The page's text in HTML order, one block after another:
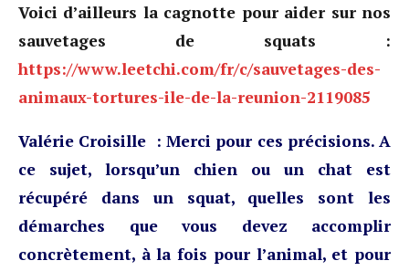
Voici d’ailleurs la cagnotte pour aider sur nos
sauvetages de squats :
https://www.leetchi.com/fr/c/sauvetages-des-
animaux-tortures-ile-de-la-reunion-2119085
Valérie Croisille : Merci pour ces précisions. A
ce sujet, lorsqu’un chien ou un chat est
récupéré dans un squat, quelles sont les
démarches que vous devez accomplir
concrètement, à la fois pour l’animal, et pour